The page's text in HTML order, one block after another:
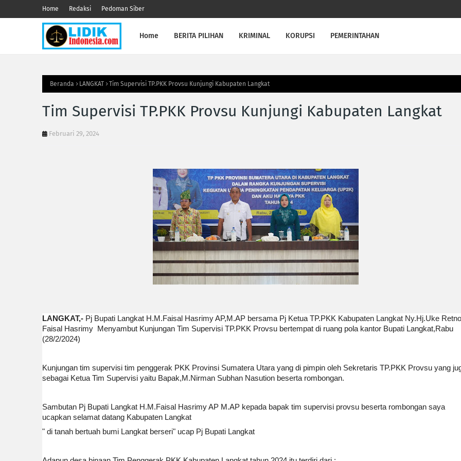
Home Redaksi Pedoman Siber
Home BERITA PILIHAN KRIMINAL KORUPSI PEMERINTAHAN
Beranda LANGKAT Tim Supervisi TP.PKK Provsu Kunjungi Kabupaten Langkat
Tim Supervisi TP.PKK Provsu Kunjungi Kabupaten Langkat
Februari 29, 2024
LANGKAT,- Pj Bupati Langkat H.M.Faisal Hasrimy AP,M.AP bersama Pj Ketua TP.PKK Kabupaten Langkat Ny.Hj.Uke Retno
Faisal Hasrimy Menyambut Kunjungan Tim Supervisi TP.PKK Provsu bertempat di ruang pola kantor Bupati Langkat,Rabu
(28/2/2024)
Kunjungan tim supervisi tim penggerak PKK Provinsi Sumatera Utara yang di pimpin oleh Sekretaris TP.PKK Provsu yang
sebagai Ketua Tim Supervisi yaitu Bapak,M.Nirman Subhan Nasution beserta rombongan.
Sambutan Pj Bupati Langkat H.M.Faisal Hasrimy AP M.AP kepada bapak tim supervisi provsu beserta rombongan saya
ucapkan selamat datang Kabupaten Langkat
" di tanah bertuah bumi Langkat berseri" ucap Pj Bupati Langkat